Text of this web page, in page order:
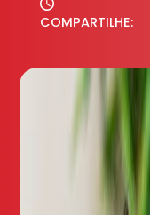
COMPARTILHE: